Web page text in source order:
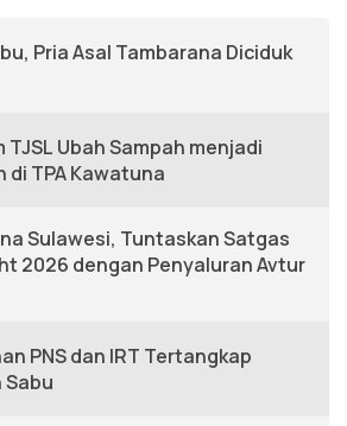
Pria Asal Tambarana Diciduk
TJSL Ubah Sampah menjadi
di TPA Kawatuna
Sulawesi, Tuntaskan Satgas
2026 dengan Penyaluran Avtur
PNS dan IRT Tertangkap
Sabu